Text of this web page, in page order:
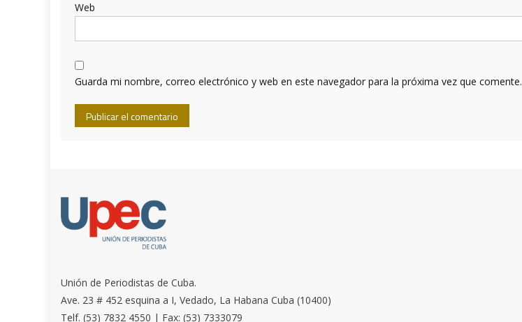
Web
Guarda mi nombre, correo electrónico y web en este navegador para la próxima vez que comente.
Unión de Periodistas de Cuba.
Ave. 23 # 452 esquina a I, Vedado, La Habana Cuba (10400)
Telf. (53) 7832 4550 | Fax: (53) 7333079